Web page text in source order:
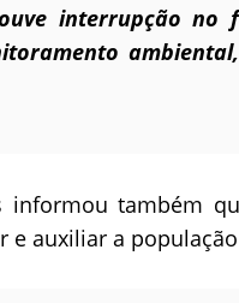
interrupção no
informou também
e auxiliar a